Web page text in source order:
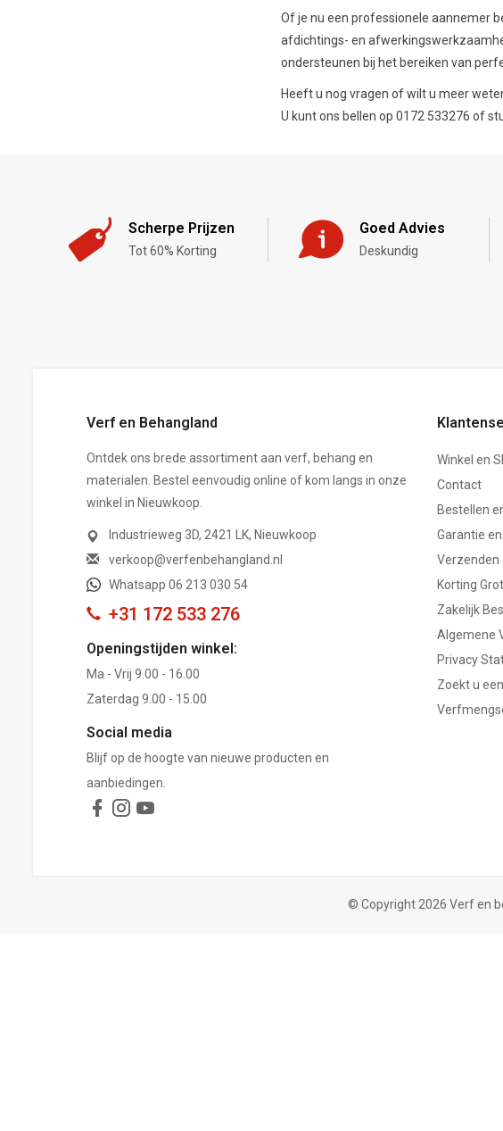
Of je nu een professionele aannemer
afdichtings- en
ondersteunen bij het bereiken van
Heeft u nog vragen of wilt u meer
U kunt ons bellen op 0172 533276 of
Scherpe Prijzen
Tot 60% Korting
Goed Advies
Deskundig
Verf en Behangland
Ontdek ons brede assortiment aan verf, behang en
materialen. Bestel eenvoudig online of kom langs in onze
winkel in Nieuwkoop.
Industrieweg 3D, 2421 LK, Nieuwkoop
verkoop@verfenbehangland.nl
Whatsapp 06 213 030 54
+31 172 533 276
Openingstijden winkel:
Ma - Vrij 9.00 - 16.00
Zaterdag 9.00 - 15.00
Social media
Blijf op de hoogte van nieuwe producten en
aanbiedingen.
Winkel en
Contact
Bestellen
Garantie
Verzenden
Korting
Zakelijk
Algemene
Privacy
Zoekt u
© Copyright 2026 Verf en